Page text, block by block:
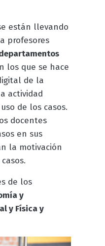
están llevando
profesores
los que se hace
de la
actividad
de los casos.
docentes
en sus
la motivación
de los
y
y Física y